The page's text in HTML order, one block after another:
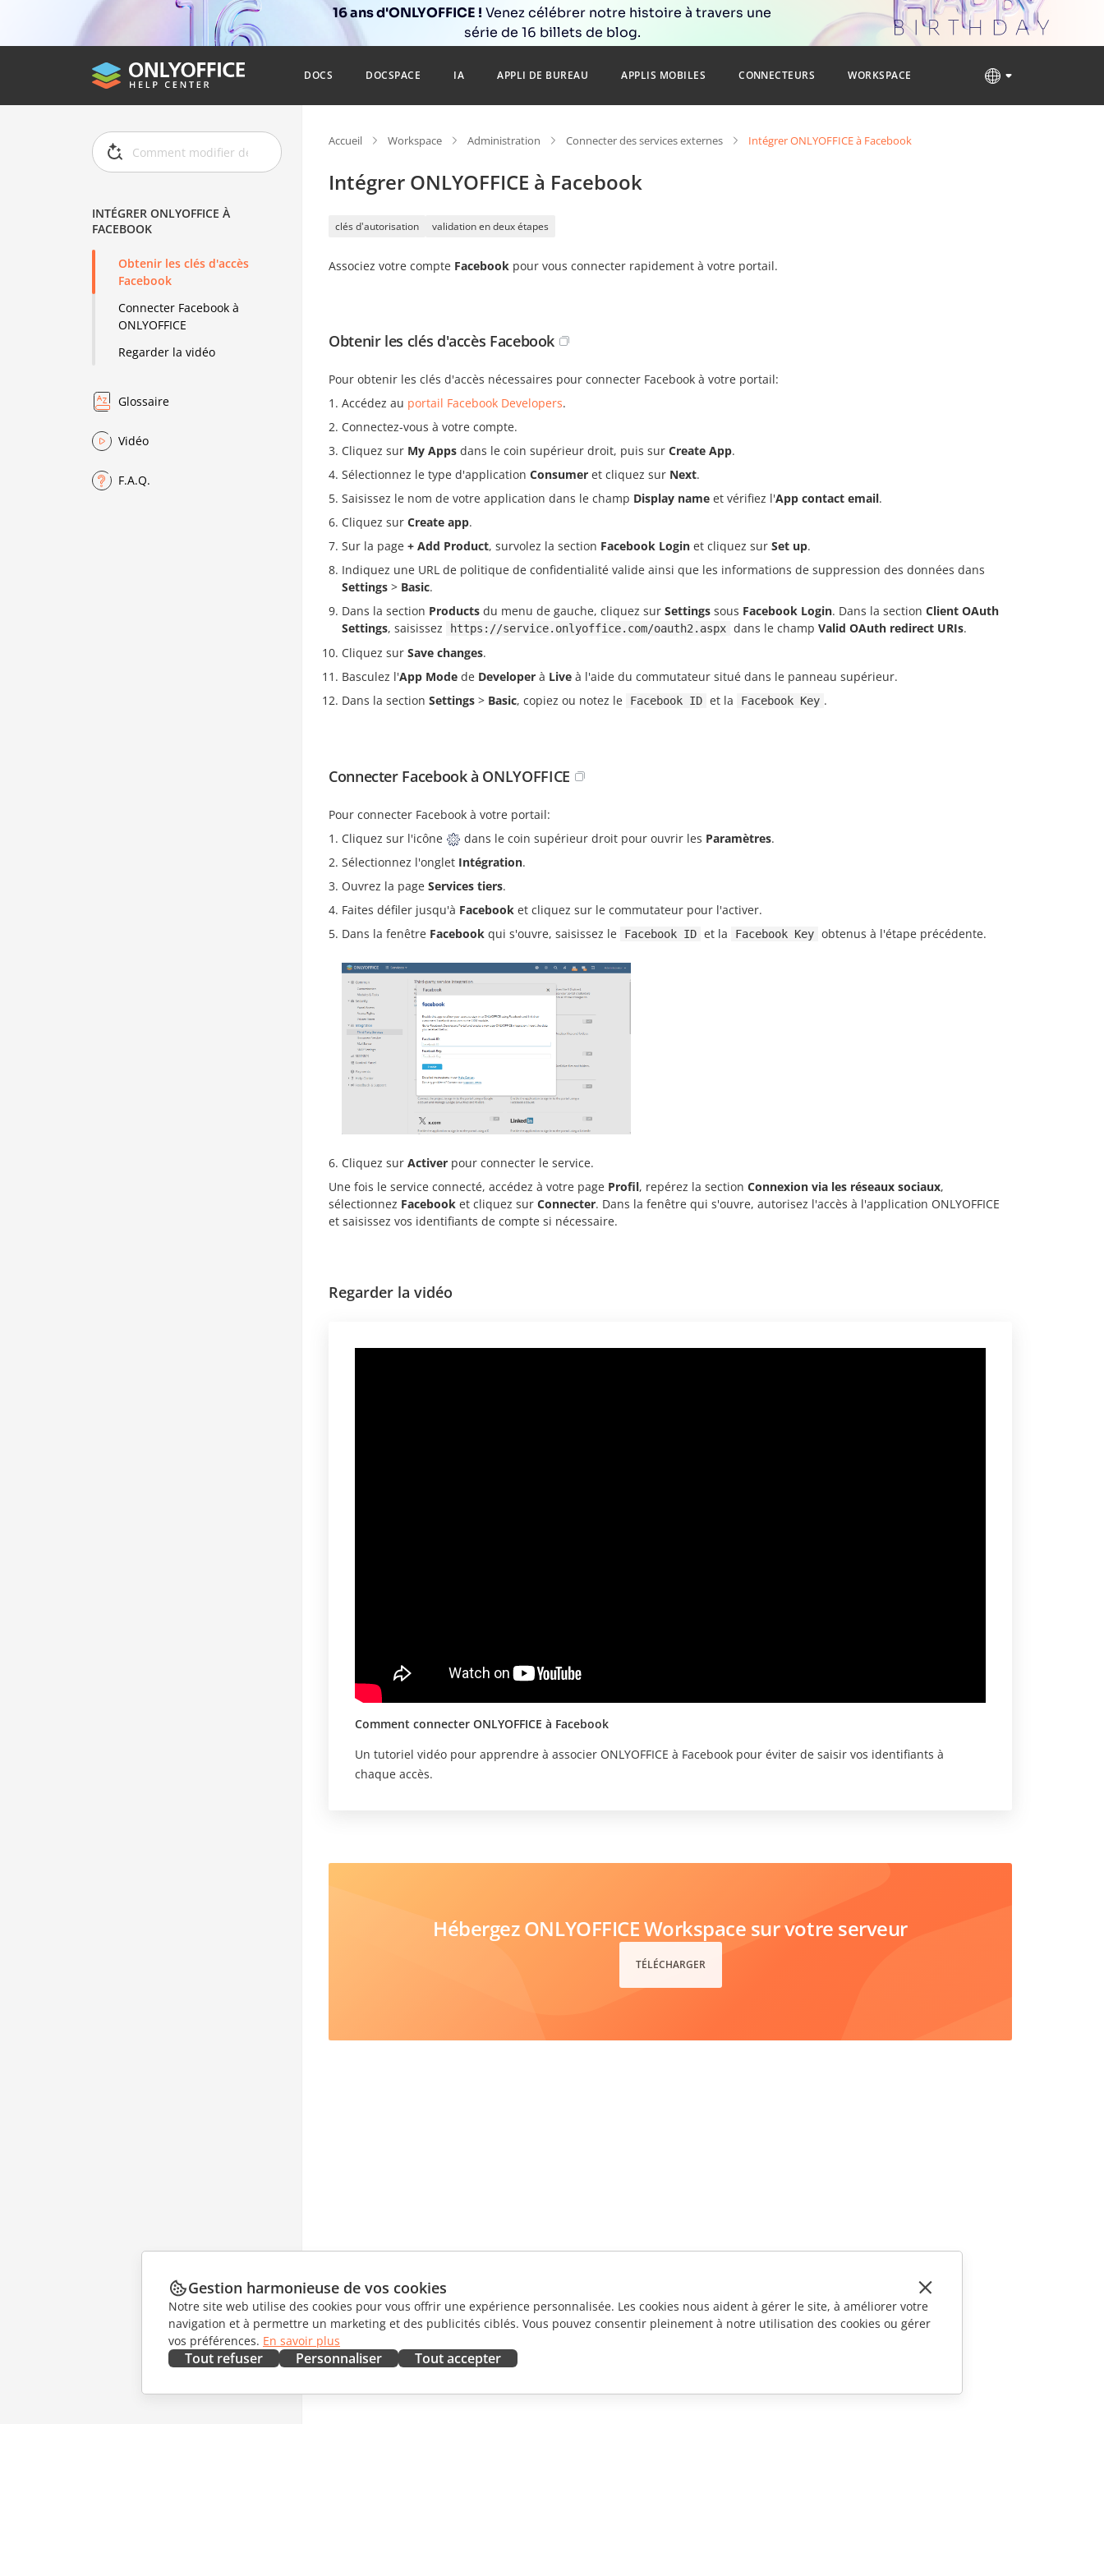
16 ans d'ONLYOFFICE ! Venez célébrer notre histoire à travers une
série de 16 billets de blog.
DOCS DOCSPACE IA APPLI DE BUREAU APPLIS MOBILES CONNECTEURS WORKSPACE
INTÉGRER ONLYOFFICE À
FACEBOOK
Obtenir les clés d'accès
Facebook
Connecter Facebook à
ONLYOFFICE
Regarder la vidéo
Glossaire
Vidéo
F.A.Q.
Accueil Workspace Administration Connecter des services externes Intégrer ONLYOFFICE à Facebook
Intégrer ONLYOFFICE à Facebook
clés d'autorisation validation en deux étapes
Associez votre compte Facebook pour vous connecter rapidement à votre portail.
Obtenir les clés d'accès Facebook
Pour obtenir les clés d'accès nécessaires pour connecter Facebook à votre portail:
Accédez au portail Facebook Developers.
Connectez-vous à votre compte.
Cliquez sur My Apps dans le coin supérieur droit, puis sur Create App.
Sélectionnez le type d'application Consumer et cliquez sur Next.
Saisissez le nom de votre application dans le champ Display name et vérifiez l'App contact email.
Cliquez sur Create app.
Sur la page + Add Product, survolez la section Facebook Login et cliquez sur Set up.
Indiquez une URL de politique de confidentialité valide ainsi que les informations de suppression des données dans
Settings > Basic.
Dans la section Products du menu de gauche, cliquez sur Settings sous Facebook Login. Dans la section Client OAuth
Settings, saisissez https://service.onlyoffice.com/oauth2.aspx dans le champ Valid OAuth redirect URIs.
Cliquez sur Save changes.
Basculez l'App Mode de Developer à Live à l'aide du commutateur situé dans le panneau supérieur.
Dans la section Settings > Basic, copiez ou notez le Facebook ID et la Facebook Key .
Connecter Facebook à ONLYOFFICE
Pour connecter Facebook à votre portail:
Cliquez sur l'icône
dans le coin supérieur droit pour ouvrir les Paramètres.
Sélectionnez l'onglet Intégration.
Ouvrez la page Services tiers.
Faites défiler jusqu'à Facebook et cliquez sur le commutateur pour l'activer.
Dans la fenêtre Facebook qui s'ouvre, saisissez le Facebook ID et la Facebook Key obtenus à l'étape précédente.
Cliquez sur Activer pour connecter le service.
Une fois le service connecté, accédez à votre page Profil, repérez la section Connexion via les réseaux sociaux,
sélectionnez Facebook et cliquez sur Connecter. Dans la fenêtre qui s'ouvre, autorisez l'accès à l'application ONLYOFFICE
et saisissez vos identifiants de compte si nécessaire.
Regarder la vidéo
Comment connecter ONLYOFFICE à Facebook
Un tutoriel vidéo pour apprendre à associer ONLYOFFICE à Facebook pour éviter de saisir vos identifiants à
chaque accès.
Hébergez ONLYOFFICE Workspace sur votre serveur
TÉLÉCHARGER
Gestion harmonieuse de vos cookies
Notre site web utilise des cookies pour vous offrir une expérience personnalisée. Les cookies nous aident à gérer le site, à améliorer votre
navigation et à permettre un marketing et des publicités ciblés. Vous pouvez consentir pleinement à notre utilisation des cookies ou gérer
vos préférences. En savoir plus
Tout refuser Personnaliser Tout accepter